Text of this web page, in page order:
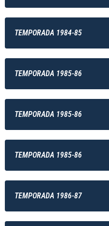
TEMPORADA 1984-85
TEMPORADA 1985-86
TEMPORADA 1985-86
TEMPORADA 1985-86
TEMPORADA 1986-87